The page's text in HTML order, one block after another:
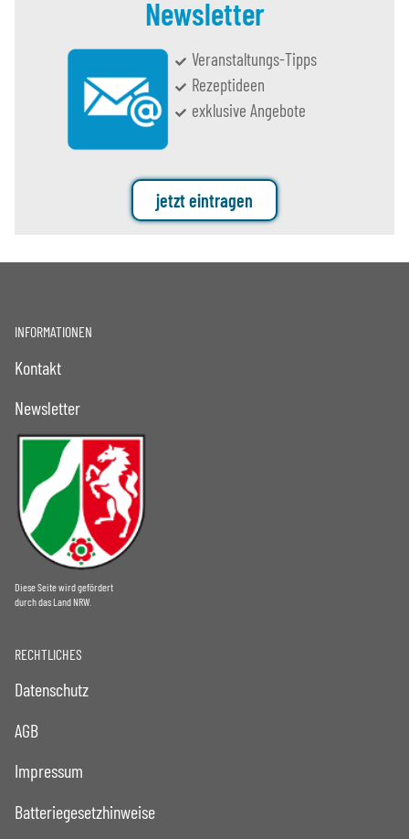
Newsletter
Veranstaltungs-Tipps
Rezeptideen
exklusive Angebote
jetzt eintragen
INFORMATIONEN
Kontakt
Newsletter
Diese Seite wird gefördert
durch das Land NRW.
RECHTLICHES
Datenschutz
AGB
Impressum
Batteriegesetzhinweise